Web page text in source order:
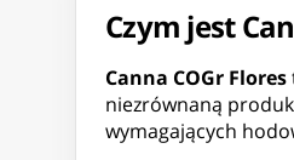
Czym jest
Canna COGr Flores
niezrównaną
wymagających